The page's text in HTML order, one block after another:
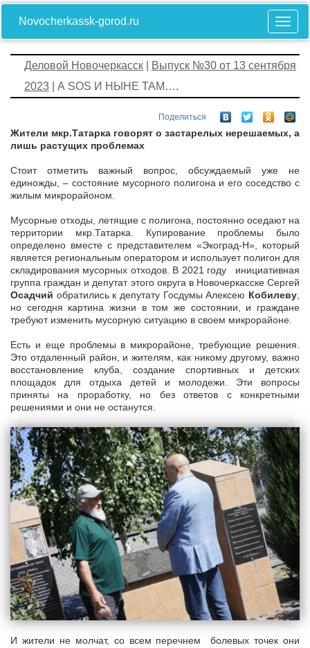
Novocherkassk-gorod.ru
Деловой Новочеркасск
Выпуск №30 от 13 сентября
2023 | А SOS И НЫНЕ ТАМ….
Поделиться
Жители мкр.Татарка говорят о застарелых нерешаемых, а
лишь растущих проблемах
Стоит отметить важный вопрос, обсуждаемый уже не
единожды, – состояние мусорного полигона и его соседство с
жилым микрорайоном.
Мусорные отходы, летящие с полигона, постоянно оседают на
территории мкр.Татарка. Купирование проблемы было
определено вместе с представителем «Экоград-Н», который
является региональным оператором и использует полигон для
складирования мусорных отходов. В 2021 году инициативная
группа граждан и депутат этого округа в Новочеркасске Сергей
Осадчий обратились к депутату Госдумы Алексею Кобилеву,
но сегодня картина жизни в том же состоянии, и граждане
требуют изменить мусорную ситуацию в своем микрорайоне.
Есть и еще проблемы в микрорайоне, требующие решения.
Это отдаленный район, и жителям, как никому другому, важно
восстановление клуба, создание спортивных и детских
площадок для отдыха детей и молодежи. Эти вопросы
приняты на проработку, но без ответов с конкретными
решениями и они не останутся.
И жители не молчат, со всем перечнем болевых точек они